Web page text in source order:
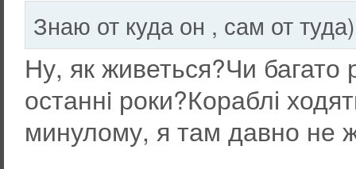
Знаю от куда он , сам от
Ну, як живеться?Чи багато
останнi роки?Кораблі
минулому, я там давно не